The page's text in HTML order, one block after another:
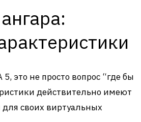
это не просто вопрос “где бы
действительно имеют
своих виртуальных